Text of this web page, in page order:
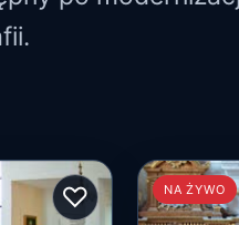
♡ NA ŻYWO